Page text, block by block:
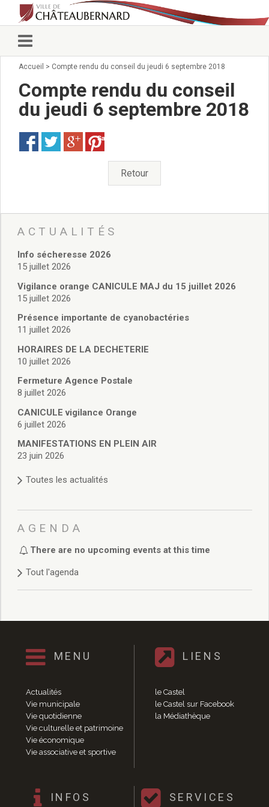
Vie municipale
Conseillers municipaux
Commissions 2026
Arrêtés du Maire
Services municipaux
Pour venir nous voir
administratives
Services Techniques
Affaires Scolaires
Vie associative
Police Municipale/règlementation
Cimetière/réglementation funéraire
Services en ligne
Licences boissons
Cadastre
Actes d’état civil
Budget de Fonctionnement
Budget d’Investissement
Conseils municipaux
Règlement du conseil municipal
Délibérations 2025
Délibérations 2022
Délibérations 2021
Délibérations 2020
Délibérations 2019
Délibérations 2018
Délibérations 2014
Délibérations 2013
Délibérations 2011
Délibérations 2010
Délibérations 2009
Délibérations 2008
Agenda réunions publiques
Marchés publics
Vie quotidienne
Accueil > Compte rendu du conseil du jeudi 6 septembre 2018
Compte rendu du conseil
du jeudi 6 septembre 2018
Save
Retour
ACTUALITÉS
Info sécheresse 2026
15 juillet 2026
Vigilance orange CANICULE MAJ du 15 juillet 2026
15 juillet 2026
Présence importante de cyanobactéries
11 juillet 2026
HORAIRES DE LA DECHETERIE
10 juillet 2026
Fermeture Agence Postale
8 juillet 2026
CANICULE vigilance Orange
6 juillet 2026
MANIFESTATIONS EN PLEIN AIR
23 juin 2026
Toutes les actualités
AGENDA
There are no upcoming events at this time
Tout l'agenda
MENU
Actualités
Vie municipale
Vie quotidienne
Vie culturelle et patrimoine
Vie économique
Vie associative et sportive
LIENS
le Castel
le Castel sur Facebook
la Médiathèque
INFOS SERVICES